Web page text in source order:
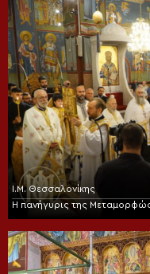
Ι.Μ. Θεσσαλονίκης
Η πανήγυρις της